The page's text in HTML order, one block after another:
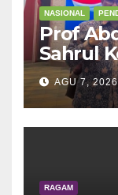
NASIONAL
Prof
Sahrul
AGU 7, 2026
RAGAM